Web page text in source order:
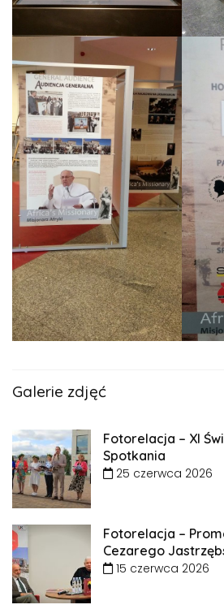
Galerie zdjęć
Fotorelacja – XI
Spotkania
25 czerwca 2026
Fotorelacja –
Cezarego
15 czerwca 2026